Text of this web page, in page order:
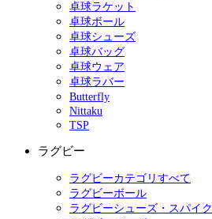
卓球ラケット
卓球ボール
卓球シューズ
卓球バッグ
卓球ウェア
卓球ラバー
Butterfly
Nittaku
TSP
ラグビー
ラグビーカテゴリすべて
ラグビーボール
ラグビーシューズ・スパイク